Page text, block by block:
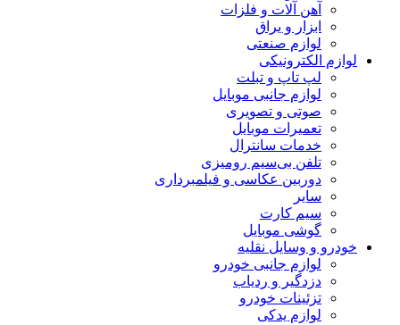
آهن آلات و فلزات
ابزار و یراق
لوازم صنعتی
لوازم الکترونیکی
لپ تاپ و تبلت
لوازم جانبی موبایل
صوتی و تصویری
تعمیرات موبایل
خدمات سانترال
تلفن بی‌سیم رومیزی
دوربین عکاسی و فیلمبرداری
سایر
سیم کارت
گوشی موبایل
خودرو و وسایل نقلیه
لوازم جانبی خودرو
دزدگیر و ردیاب
تزئینات خودرو
لوازم یدکی